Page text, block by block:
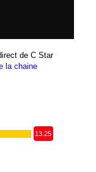
de C Star
la chaine
13.25